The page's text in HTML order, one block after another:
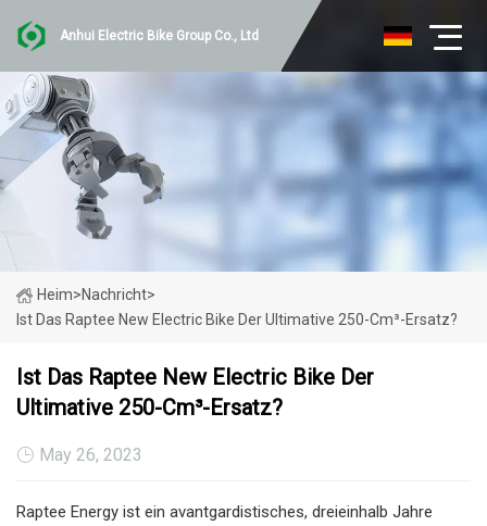
Anhui Electric Bike Group Co., Ltd
Heim>Nachricht>
Ist Das Raptee New Electric Bike Der Ultimative 250-Cm³-Ersatz?
Ist Das Raptee New Electric Bike Der
Ultimative 250-Cm³-Ersatz?
May 26, 2023
Raptee Energy ist ein avantgardistisches, dreieinhalb Jahre